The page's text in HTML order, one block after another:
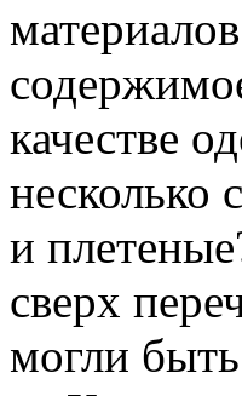
качестве
несколько
и
сверх
могли